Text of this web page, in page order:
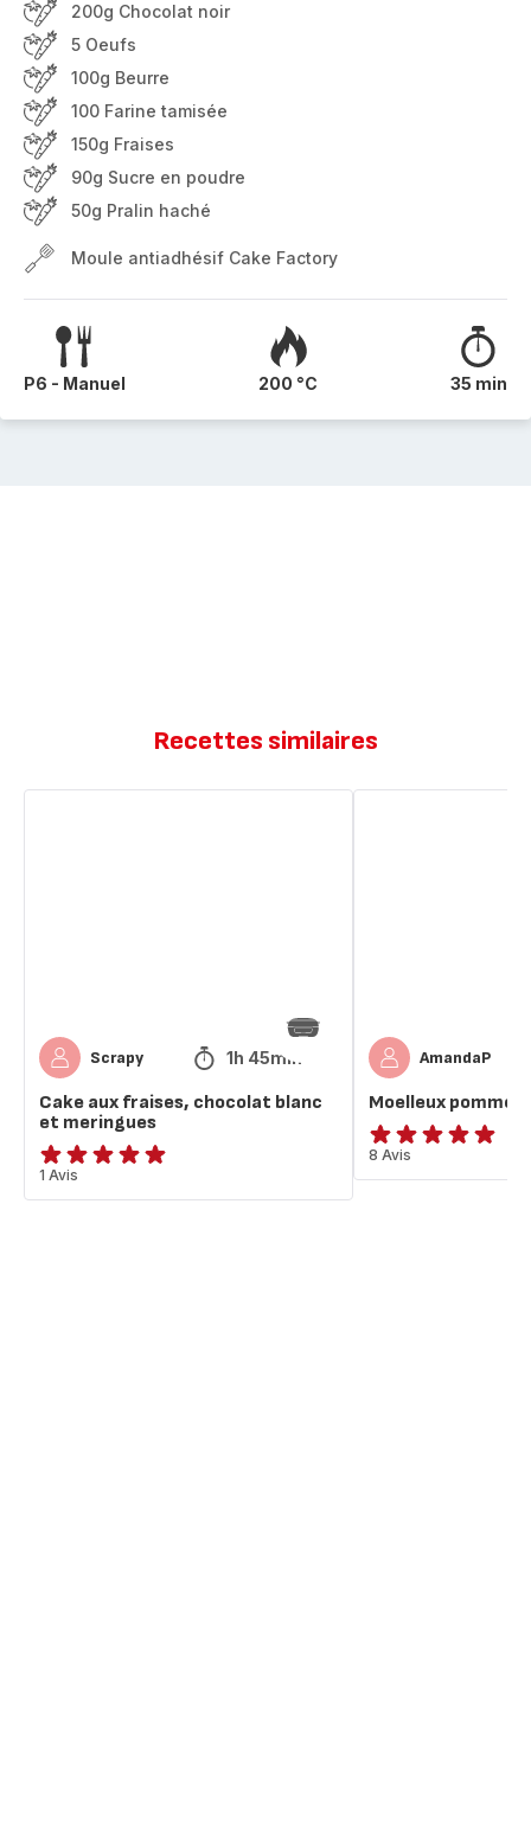
200g Chocolat noir
5 Oeufs
100g Beurre
100 Farine tamisée
150g Fraises
90g Sucre en poudre
50g Pralin haché
Moule antiadhésif Cake Factory
P6 - Manuel 200 °C 35 min
Recettes similaires
Scrapy 1h 45min
Cake aux fraises, chocolat blanc
et meringues
Avis
5
1 Avis
AmandaP
Moelleux
ratings.4.9
8 Avis